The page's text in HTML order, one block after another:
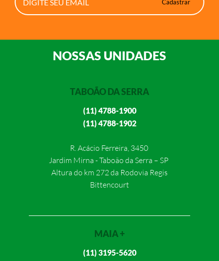
NOSSAS UNIDADES
TABOÃO DA SERRA
(11) 4788-1900
(11) 4788-1902
R. Acácio Ferreira, 3450
Jardim Mirna - Taboão da Serra – SP
Altura do km 272 da Rodovia Regis
Bittencourt
MAIA +
(11) 3195-5620